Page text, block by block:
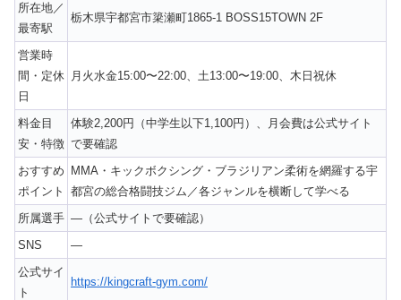
所在地／
最寄駅
栃木県宇都宮市簗瀬町1865-1 BOSS15TOWN 2F
営業時
間・定休
日
月火水金15:00〜22:00、土13:00〜19:00、木日祝休
料金目
安・特徴
体験2,200円（中学生以下1,100円）、月会費は公式サイト
で要確認
おすすめ
ポイント
MMA・キックボクシング・ブラジリアン柔術を網羅する宇
都宮の総合格闘技ジム／各ジャンルを横断して学べる
所属選手 —（公式サイトで要確認）
SNS
—
公式サイ
ト
https://kingcraft-gym.com/